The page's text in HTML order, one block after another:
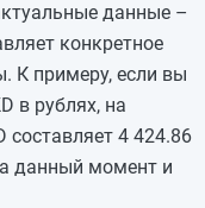
данные –
конкретное
К примеру, если вы
в рублях, на
составляет 4 424.86
данный момент и